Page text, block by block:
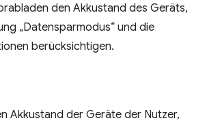
den Akkustand des Geräts,
„Datensparmodus“ und die
berücksichtigen.
Akkustand der Geräte der Nutzer,